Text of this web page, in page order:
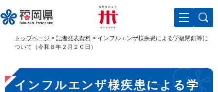
ー
ジ
す
。
ニ
ュ
し
て
トップページ > 記者発表資料 > インフルエンザ様疾患による学級閉鎖等に
ついて（令和８年２月２０日）
本
文
インフルエンザ様疾患による学